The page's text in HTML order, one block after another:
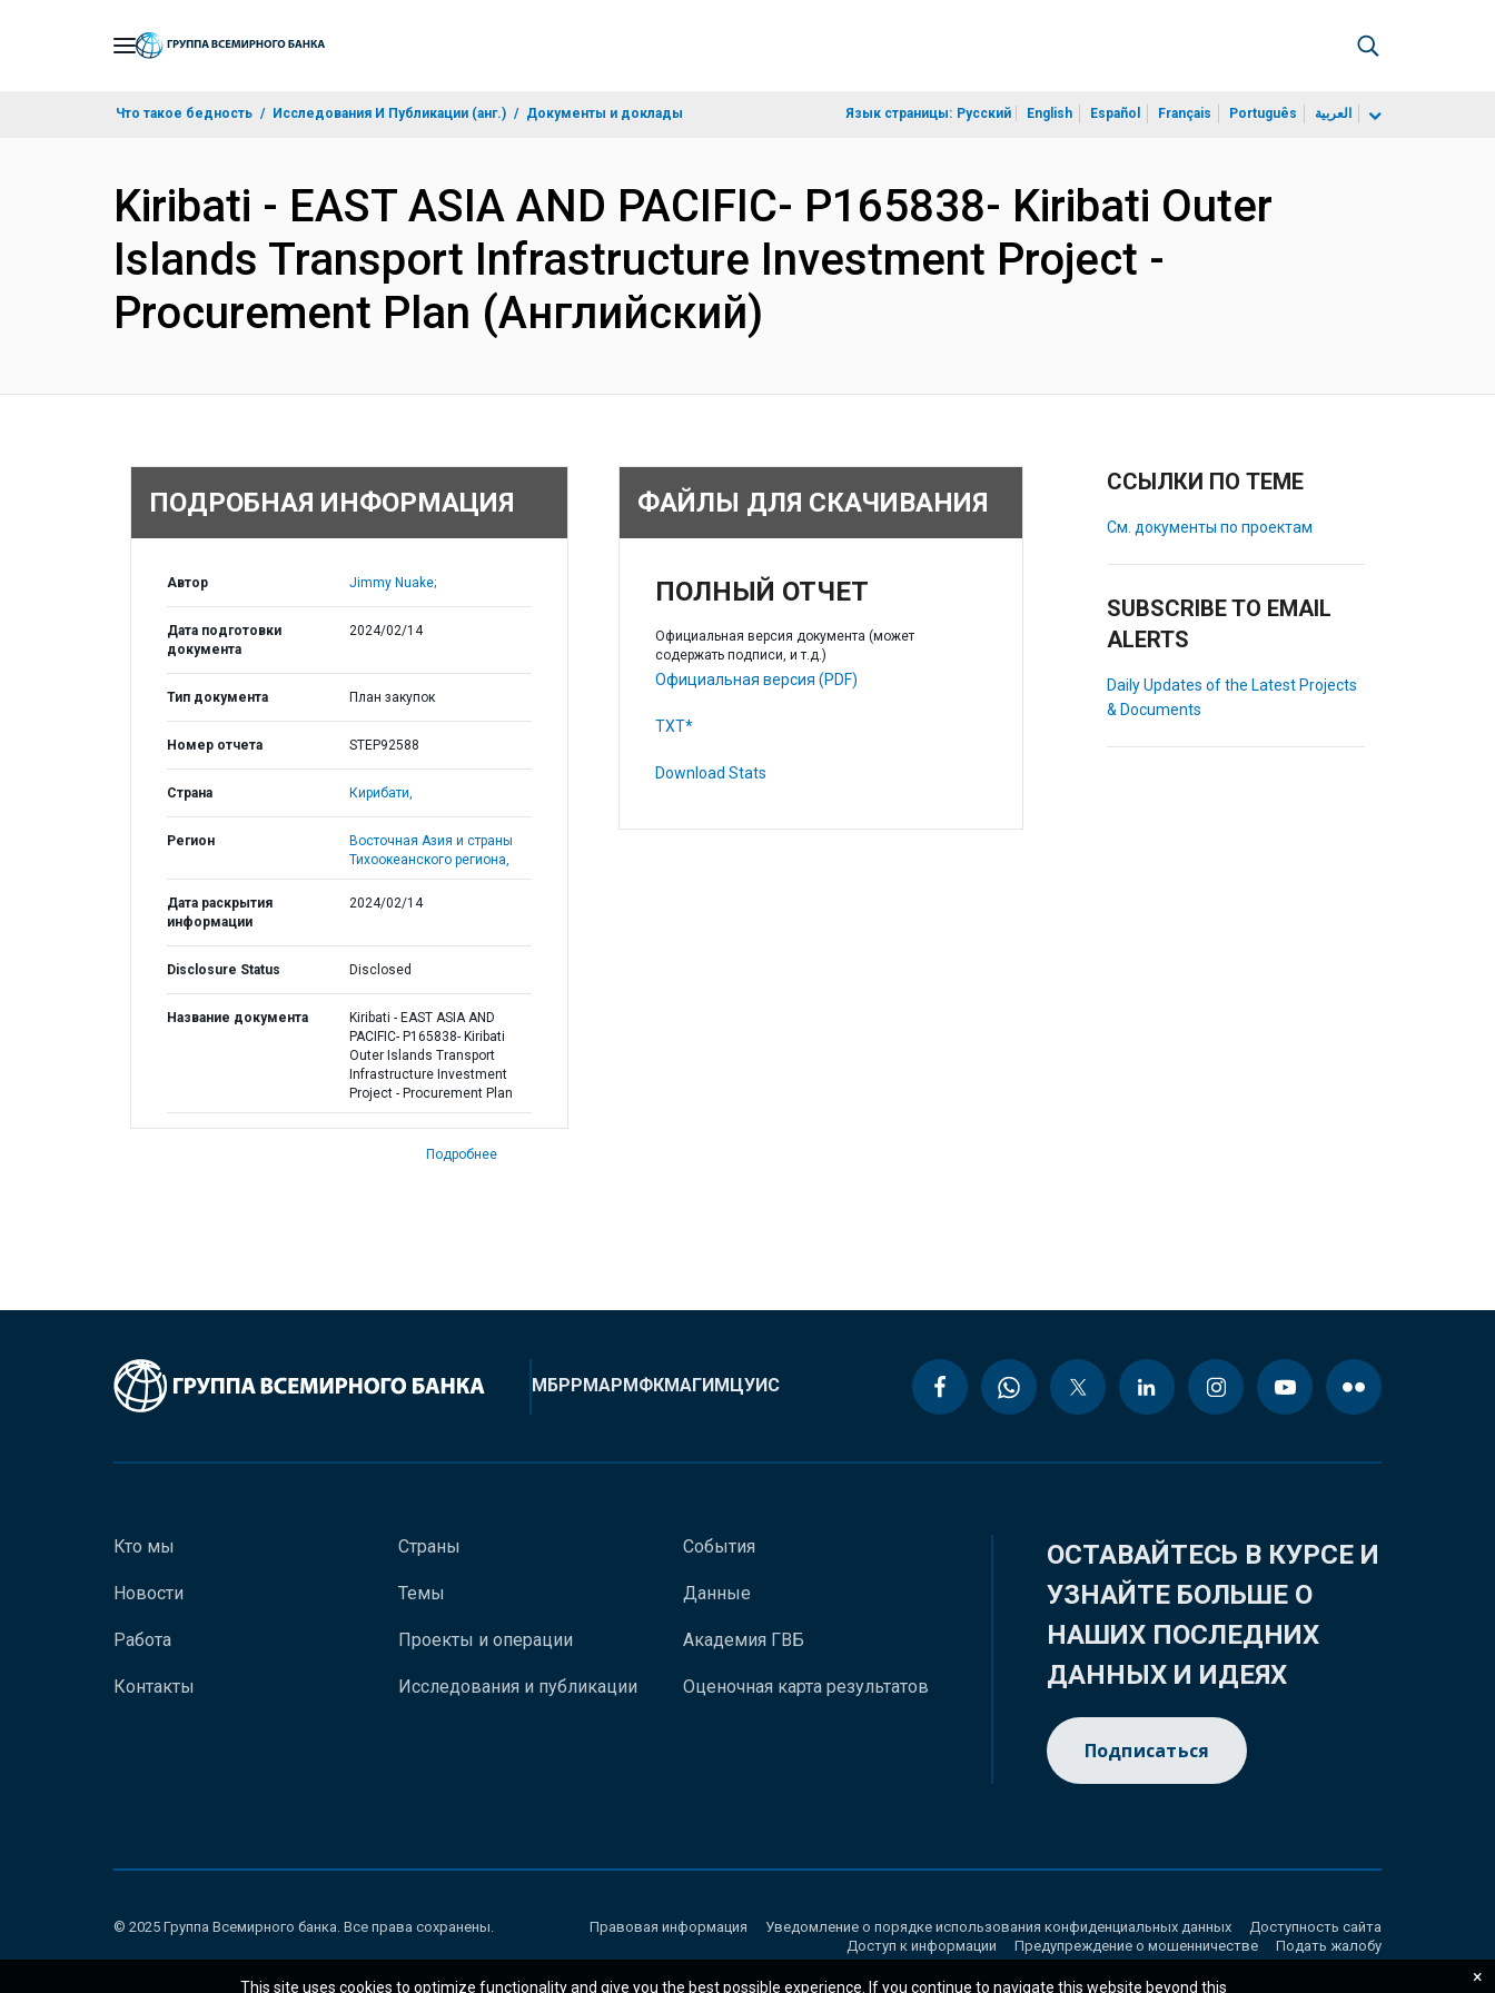
Что такое бедность Исследования И Публикации (анг.) Документы и доклады Язык страницы: Русский English Español Français Português العربية
Kiribati - EAST ASIA AND PACIFIC- P165838- Kiribati Outer
Islands Transport Infrastructure Investment Project -
Procurement Plan (Английский)
ПОДРОБНАЯ ИНФОРМАЦИЯ
Автор Jimmy Nuake;
Дата подготовки
документа
2024/02/14
Тип документа План закупок
Номер отчета STEP92588
Страна Кирибати,
Регион
Восточная Азия и страны
Тихоокеанского региона,
Дата раскрытия
информации
2024/02/14
Disclosure Status Disclosed
Название документа
Kiribati - EAST ASIA AND
PACIFIC- P165838- Kiribati
Outer Islands Transport
Infrastructure Investment
Project - Procurement Plan
Подробнее
ФАЙЛЫ ДЛЯ СКАЧИВАНИЯ
ПОЛНЫЙ ОТЧЕТ
Официальная версия документа (может
содержать подписи, и т.д.)
Официальная версия (PDF)
TXT*
Download Stats
ССЫЛКИ ПО ТЕМЕ
См. документы по проектам
SUBSCRIBE TO EMAIL
ALERTS
Daily Updates of the Latest Projects
& Documents
МБРРМАРМФКМАГИМЦУИС
Кто мы
Новости
Работа
Контакты
Страны
Темы
Проекты и операции
Исследования и публикации
События
Данные
Академия ГВБ
Оценочная карта результатов
ОСТАВАЙТЕСЬ В КУРСЕ И
УЗНАЙТЕ БОЛЬШЕ О
НАШИХ ПОСЛЕДНИХ
ДАННЫХ И ИДЕЯХ
Подписаться
© 2025 Группа Всемирного банка. Все права сохранены. Правовая информация Уведомление о порядке использования конфиденциальных данных
Доступность сайта
Доступ к информации
Предупреждение о мошенничестве Подать жалобу
This site uses cookies to optimize functionality and give you the best possible experience. If you continue to navigate this website beyond this ×